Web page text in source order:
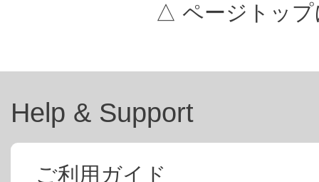
△ ページトップ
Help & Support
ご利用ガイド